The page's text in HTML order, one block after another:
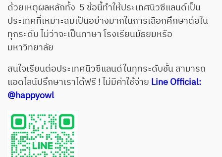
ด้วยเหตุผลหลักทั้ง 5 ข้อนี้ทำให้ประเทศนิวซีแลนด์เป็น
ประเทศที่เหมาะสมเป็นอย่างมากในการเลือกศึกษาต่อใน
ทุกระดับ ไม่ว่าจะเป็นภาษา โรงเรียนมัธยมหรือ
มหาวิทยาลัย
สนใจเรียนต่อประเทศนิวซีแลนด์ในทุกระดับชั้น สามารถ
แอดไลน์ปรึกษาเราได้ฟรี ! ไม่มีค่าใช้จ่าย Line Official:
@happyowl